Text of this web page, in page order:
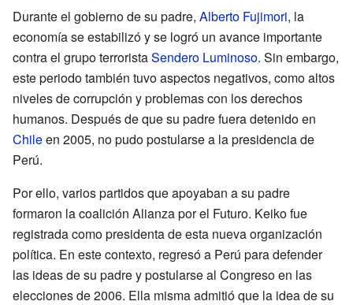
Durante el gobierno de su padre, Alberto Fujimori, la
economía se estabilizó y se logró un avance importante
contra el grupo terroristaSendero Luminoso. Sin embargo,
este periodo también tuvo aspectos negativos, como altos
niveles de corrupción y problemas con los derechos
humanos. Después de que su padre fuera detenido en
Chileen 2005, no pudo postularse a la presidencia de
Perú.
Por ello, varios partidos que apoyaban a su padre
formaron la coalición Alianza por el Futuro. Keiko fue
registrada como presidenta de esta nueva organización
política. En este contexto, regresó a Perú para defender
las ideas de su padre y postularse al Congreso en las
elecciones de 2006. Ella misma admitió que la idea de su